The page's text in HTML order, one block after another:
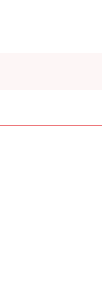
ここからサイト内共通
サイト内共通メニュー